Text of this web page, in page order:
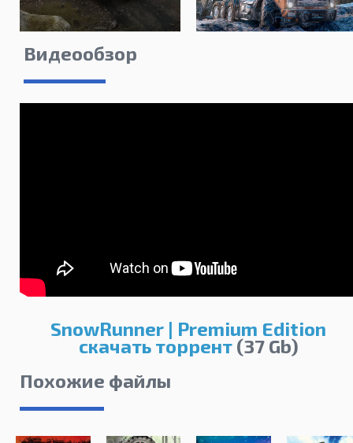
Видеообзор
SnowRunner | Premium Edition
скачать торрент(37 Gb)
Похожие файлы